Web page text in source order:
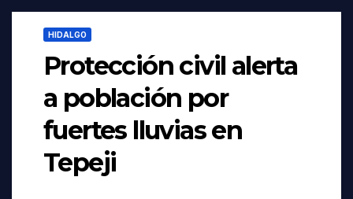
HIDALGO
Protección civil alerta
a población por
fuertes lluvias en
Tepeji